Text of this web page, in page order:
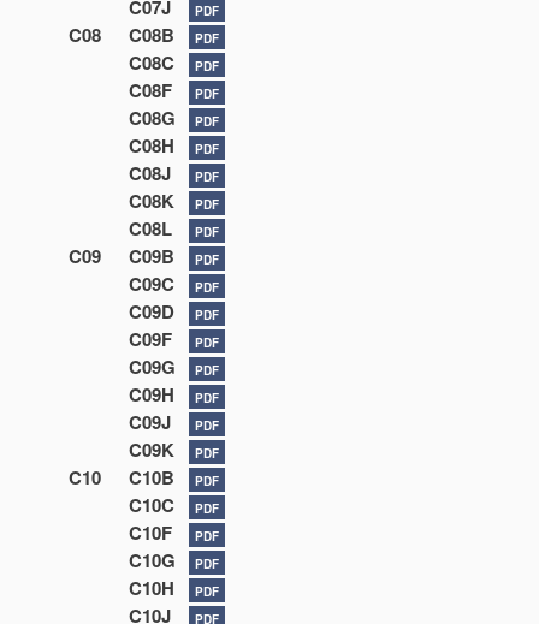
C07J PDF
C08 C08B PDF
C08C PDF
C08F PDF
C08G PDF
C08H PDF
C08J PDF
C08K PDF
C08L PDF
C09 C09B PDF
C09C PDF
C09D PDF
C09F PDF
C09G PDF
C09H PDF
C09J PDF
C09K PDF
C10 C10B PDF
C10C PDF
C10F PDF
C10G PDF
C10H PDF
C10J PDF